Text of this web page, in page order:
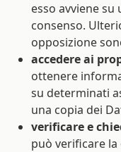
esso avviene
consenso.
opposizione
accedere ai
ottenere
su determinati
una copia dei
verificare e
può verificare